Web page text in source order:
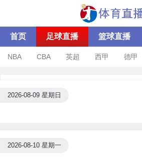
首页 足球直播 篮球直播
NBA CBA 英超 西甲 德甲
2026-08-09 星期日
2026-08-10 星期一